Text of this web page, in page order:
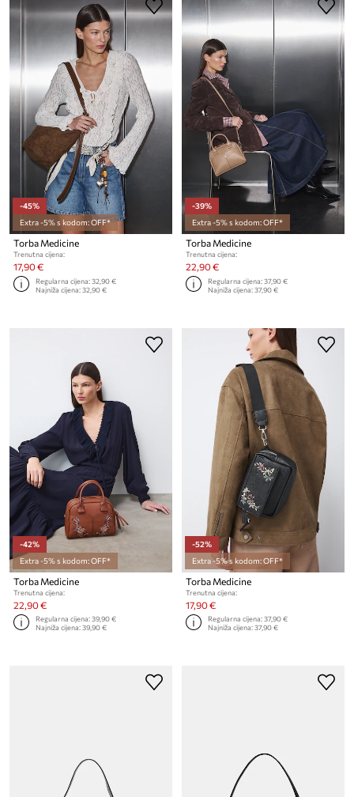
-45%
Extra -5% s kodom: OFF*
Torba Medicine
Trenutna cijena:
17,90 €
Regularna cijena:32,90 €
Najniža cijena:32,90 €
-39%
Extra -5% s kodom: OFF*
Torba Medicine
Trenutna cijena:
22,90 €
Regularna cijena:37,90 €
Najniža cijena:37,90 €
-42%
Extra -5% s kodom: OFF*
Torba Medicine
Trenutna cijena:
22,90 €
Regularna cijena:39,90 €
Najniža cijena:39,90 €
-52%
Extra -5% s kodom: OFF*
Torba Medicine
Trenutna cijena:
17,90 €
Regularna cijena:37,90 €
Najniža cijena:37,90 €